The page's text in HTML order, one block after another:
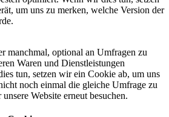
um uns zu merken, welche Version der
manchmal, optional an Umfragen zu
Waren und Dienstleistungen
tun, setzen wir ein Cookie ab, um uns
noch einmal die gleiche Umfrage zu
Website erneut besuchen.